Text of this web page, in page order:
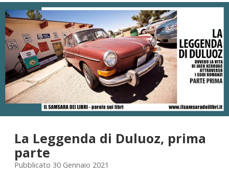
STORIA
La Leggenda di Duluoz, prima
parte
Pubblicato 30 Gennaio 2021